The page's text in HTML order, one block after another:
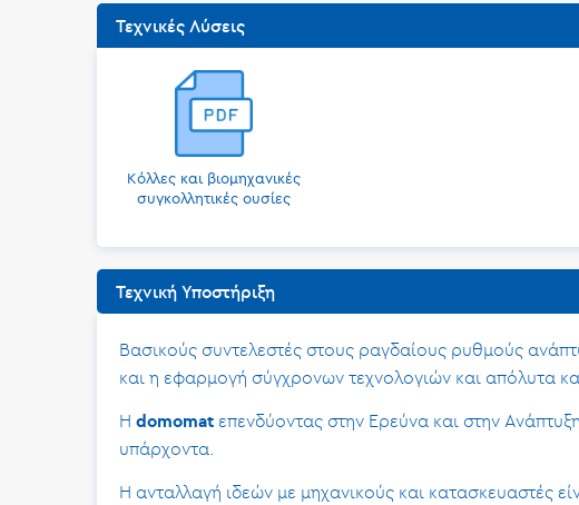
Τεχνικές Λύσεις
Κόλλες και βιομηχανικές
συγκολλητικές ουσίες
Τεχνική Υποστήριξη
Βασικούς συντελεστές στους ραγδαίους ρυθμούς
και η εφαρμογή σύγχρονων τεχνολογιών και απόλυτα
Η domomat επενδύοντας στην Ερεύνα και στην
υπάρχοντα.
Η ανταλλαγή ιδεών με μηχανικούς και κατασκευαστές